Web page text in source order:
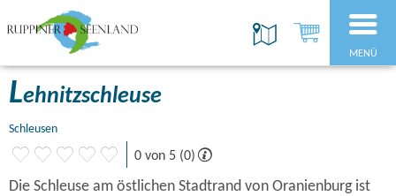
MENÜ
Lehnitzschleuse
Schleusen
0 von 5 (0)
Die Schleuse am östlichen Stadtrand von Oranienburg ist